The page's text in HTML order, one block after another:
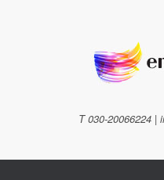
T 030-20066224 |